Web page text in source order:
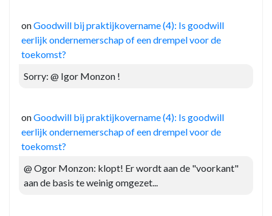
onGoodwill bij praktijkovername (4): Is goodwill
eerlijk ondernemerschap of een drempel voor de
toekomst?
Sorry: @ Igor Monzon !
onGoodwill bij praktijkovername (4): Is goodwill
eerlijk ondernemerschap of een drempel voor de
toekomst?
@ Ogor Monzon: klopt! Er wordt aan de "voorkant"
aan de basis te weinig omgezet...